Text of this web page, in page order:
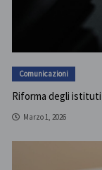
Comunicazioni
Riforma degli
Marzo 1, 2026